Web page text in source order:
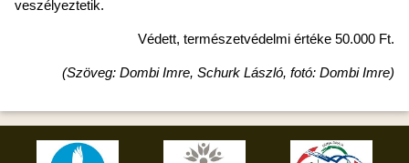
veszélyeztetik.
Védett, természetvédelmi értéke 50.000 Ft.
(Szöveg: Dombi Imre, Schurk László, fotó: Dombi Imre)